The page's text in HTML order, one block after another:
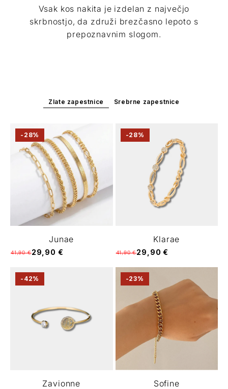
Vsak kos nakita je izdelan z največjo
skrbnostjo, da združi brezčasno lepoto s
prepoznavnim slogom.
Zlate zapestnice Srebrne zapestnice
-28%
Junae
41,90 €29,90 €
-28%
Klarae
41,90 €29,90 €
-42%
Zavionne
-23%
Sofine